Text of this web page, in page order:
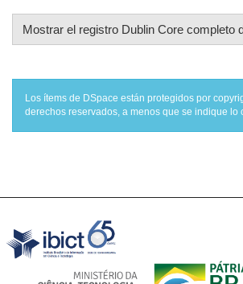
Mostrar el registro Dublin Core completo
Los ítems de DSpace están protegidos por
derechos reservados, a menos que se indique lo